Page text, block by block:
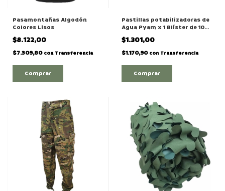
Pasamontañas Algodón
Colores Lisos
$8.122,00
$7.309,80 con Transferencia
Comprar
Pastillas potabilizadoras de
Agua Pyam x 1 Blíster de 10
comprimidos
$1.301,00
$1.170,90 con Transferencia